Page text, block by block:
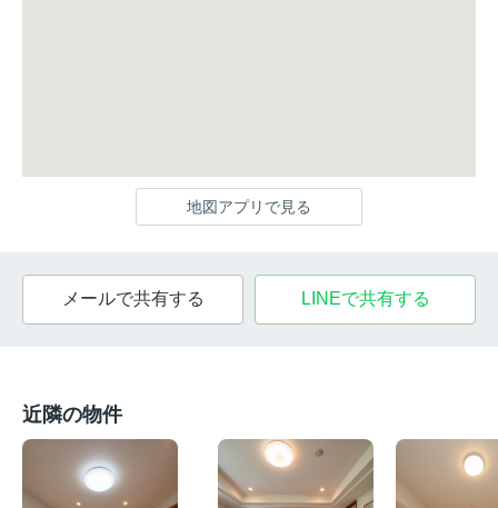
地図アプリで見る
メールで共有する LINEで共有する
近隣の物件